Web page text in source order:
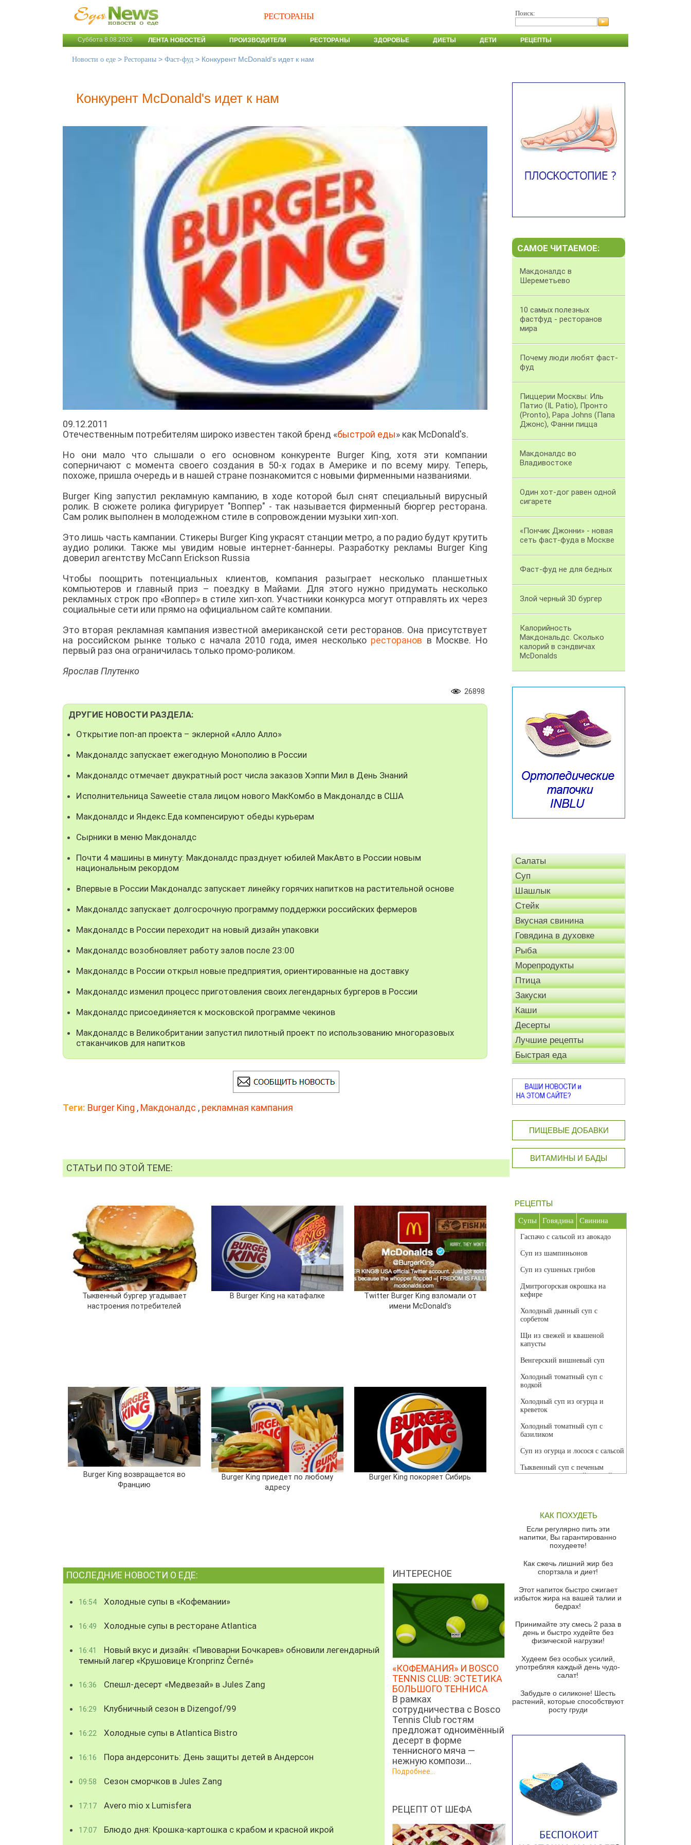
РЕСТОРАНЫ Поиск:
Суббота 8.08.2026 ЛЕНТА НОВОСТЕЙ ПРОИЗВОДИТЕЛИ РЕСТОРАНЫ ЗДОРОВЬЕ ДИЕТЫ ДЕТИ РЕЦЕПТЫ
Новости о еде > Рестораны > Фаст-фуд > Конкурент McDonald's идет к нам
Конкурент McDonald's идет к нам
09.12.2011
Отечественным потребителям широко известен такой бренд «быстрой еды» как McDonald's.
Но они мало что слышали о его основном конкуренте Burger King, хотя эти компании
соперничают с момента своего создания в 50-х годах в Америке и по всему миру. Теперь,
похоже, пришла очередь и в нашей стране познакомится с новыми фирменными названиями.
Burger King запустил рекламную кампанию, в ходе которой был снят специальный вирусный
ролик. В сюжете ролика фигурирует "Воппер" - так называется фирменный бюргер ресторана.
Сам ролик выполнен в молодежном стиле в сопровождении музыки хип-хоп.
Это лишь часть кампании. Стикеры Burger King украсят станции метро, а по радио будут крутить
аудио ролики. Также мы увидим новые интернет-баннеры. Разработку рекламы Burger King
доверил агентству McCann Erickson Russia
Чтобы поощрить потенциальных клиентов, компания разыграет несколько планшетных
компьютеров и главный приз – поездку в Майами. Для этого нужно придумать несколько
рекламных строк про «Воппер» в стиле хип-хоп. Участники конкурса могут отправлять их через
социальные сети или прямо на официальном сайте компании.
Это вторая рекламная кампания известной американской сети ресторанов. Она присутствует
на российском рынке только с начала 2010 года, имея несколько ресторанов в Москве. Но
первый раз она ограничилась только промо-роликом.
Ярослав Плутенко
26898
ДРУГИЕ НОВОСТИ РАЗДЕЛА:
Открытие поп-ап проекта – эклерной «Алло Алло»
Макдоналдс запускает ежегодную Монополию в России
Макдоналдс отмечает двукратный рост числа заказов Хэппи Мил в День Знаний
Исполнительница Saweetie стала лицом нового МакКомбо в Макдоналдс в США
Макдоналдс и Яндекс.Еда компенсируют обеды курьерам
Сырники в меню Макдоналдс
Почти 4 машины в минуту: Макдоналдс празднует юбилей МакАвто в России новым
национальным рекордом
Впервые в России Макдоналдс запускает линейку горячих напитков на растительной основе
Макдоналдс запускает долгосрочную программу поддержки российских фермеров
Макдоналдс в России переходит на новый дизайн упаковки
Макдоналдс возобновляет работу залов после 23:00
Макдоналдс в России открыл новые предприятия, ориентированные на доставку
Макдоналдс изменил процесс приготовления своих легендарных бургеров в России
Макдоналдс присоединяется к московской программе чекинов
Макдоналдс в Великобритании запустил пилотный проект по использованию многоразовых
стаканчиков для напитков
Теги: Burger King , Макдоналдс , рекламная кампания
СТАТЬИ ПО ЭТОЙ ТЕМЕ:
Тыквенный бургер угадывает
настроения потребителей
В Burger King на катафалке
Twitter Burger King взломали от
имени McDonald's
Burger King возвращается во
Францию
Burger King приедет по любому
адресу
Burger King покоряет Сибирь
ПОСЛЕДНИЕ НОВОСТИ О ЕДЕ:
16:54 Холодные супы в «Кофемании»
16:49 Холодные супы в ресторане Atlantica
16:41
Новый вкус и дизайн: «Пивоварни Бочкарев» обновили легендарный
темный лагер «Крушовице Kronprinz Černé»
16:36 Спешл-десерт «Медвезай» в Jules Zang
16:29 Клубничный сезон в Dizengof/99
16:22 Холодные супы в Atlantica Bistro
16:16 Пора андерсонить: День защиты детей в Андерсон
09:58 Сезон сморчков в Jules Zang
17:17 Avero mio x Lumisfera
17:07 Блюдо дня: Крошка-картошка с крабом и красной икрой
ИНТЕРЕСНОЕ
«КОФЕМАНИЯ» И BOSCO
TENNIS CLUB: ЭСТЕТИКА
БОЛЬШОГО ТЕННИСА
В рамках
сотрудничества с Bosco
Tennis Club гостям
предложат одноимённый
десерт в форме
теннисного мяча —
нежную компози...
Подробнее...
РЕЦЕПТ ОТ ШЕФА
САМОЕ ЧИТАЕМОЕ:
Макдоналдс в
Шереметьево
10 самых полезных
фастфуд - ресторанов
мира
Почему люди любят фаст-
фуд
Пиццерии Москвы: Иль
Патио (IL Patio), Пронто
(Pronto), Papa Johns (Папа
Джонс), Фанни пицца
Макдоналдс во
Владивостоке
Один хот-дог равен одной
сигарете
«Пончик Джонни» - новая
сеть фаст-фуда в Москве
Фаст-фуд не для бедных
Злой черный 3D бургер
Калорийность
Макдональдс. Сколько
калорий в сэндвичах
McDonalds
Салаты
Суп
Шашлык
Стейк
Вкусная свинина
Говядина в духовке
Рыба
Морепродукты
Птица
Закуски
Каши
Десерты
Лучшие рецепты
Быстрая еда
ПИЩЕВЫЕ ДОБАВКИ
ВИТАМИНЫ И БАДЫ
РЕЦЕПТЫ
Супы Говядина Свинина
Гаспачо с сальсой из авокадо
Суп из шампиньонов
Суп из сушеных грибов
Дмитрогорская окрошка на
кефире
Холодный дынный суп с
сорбетом
Щи из свежей и квашеной
капусты
Венгерский вишневый суп
Холодный томатный суп с
водкой
Холодный суп из огурца и
креветок
Холодный томатный суп с
базиликом
Суп из огурца и лосося с сальсой
Тыквенный суп с печеным
чесноком и томатной сальсой
красного перца
Парижский луковый суп
Суп из спаржи и горошка с
Суп-крем из цветной капусты
Французский луковый суп
Суп из баклажанов с моцареллой
Грибной крем-суп с кростини с
козьим сыром
Суп мисо с зеленым луком и
тофу
из рукколы
Португальский чесночный суп с
Ирландский картофельный суп
Суп из пастернака
Пряный морковный суп во время
зимних холодов
Американский суп из красной
КАК ПОХУДЕТЬ
Если регулярно пить эти
напитки, Вы гарантированно
похудеете!
Как сжечь лишний жир без
спортзала и диет!
Этот напиток быстро сжигает
избыток жира на вашей талии и
бедрах!
Принимайте эту смесь 2 раза в
день и быстро худейте без
физической нагрузки!
Худеем без особых усилий,
употребляя каждый день чудо-
салат!
Забудьте о силиконе! Шесть
растений, которые способствуют
росту груди